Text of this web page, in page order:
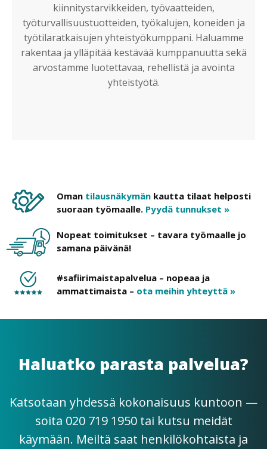
kiinnitystarvikkeiden, työvaatteiden,
työturvallisuustuotteiden, työkalujen, koneiden ja
työtilaratkaisujen yhteistyökumppani. Haluamme
rakentaa ja ylläpitää kestävää kumppanuutta sekä
arvostamme luotettavaa, rehellistä ja avointa
yhteistyötä.
Oman tilausnäkymän kautta tilaat helposti
suoraan työmaalle. Pyydä tunnukset »
Nopeat toimitukset – tavara työmaalle jo
samana päivänä!
#safiirimaistapalvelua – nopeaa ja
ammattimaista – ota meihin yhteyttä »
Haluatko parasta palvelua?
Katsotaan yhdessä kokonaisuus kuntoon —
soita 020 719 1950 tai kutsu meidät
käymään. Meiltä saat henkilökohtaista ja